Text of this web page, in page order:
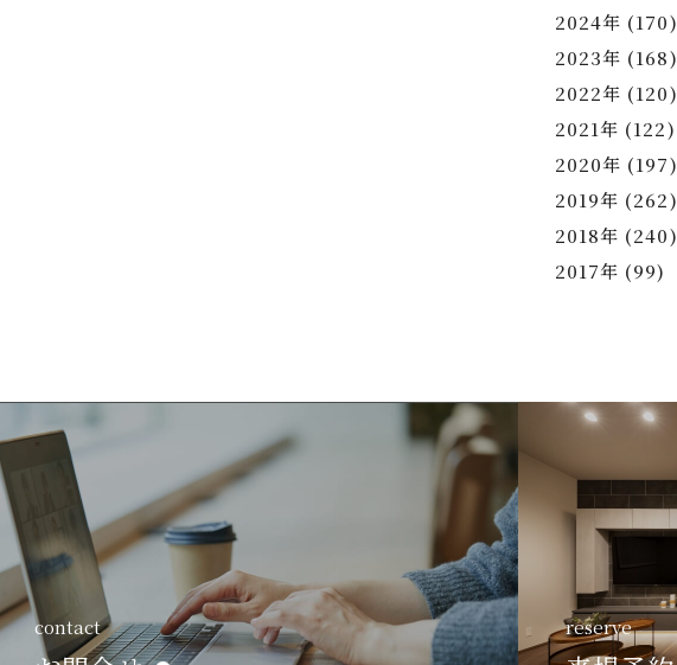
2024年 (170)
2023年 (168)
2022年 (120)
2021年 (122)
2020年 (197)
2019年 (262)
2018年 (240)
2017年 (99)
contact reserve